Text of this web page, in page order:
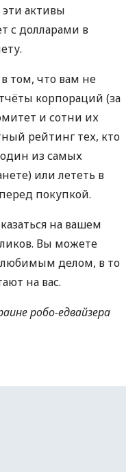
активы
с долларами в
том, что вам не
корпораций (за
и сотни их
рейтинг тех, кто
из самых
или лететь в
покупкой.
на вашем
Вы можете
любимым делом, в то
на вас.
робо-едвайзера